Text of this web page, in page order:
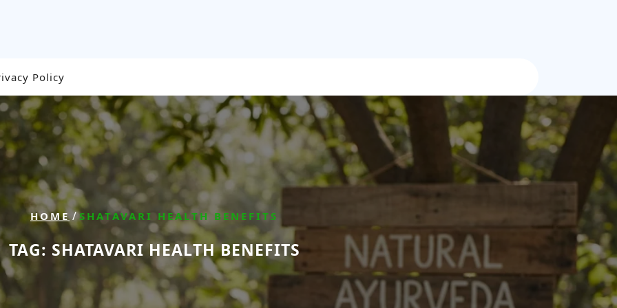
Policy
HOME/SHATAVARI HEALTH BENEFITS
TAG: SHATAVARI HEALTH BENEFITS